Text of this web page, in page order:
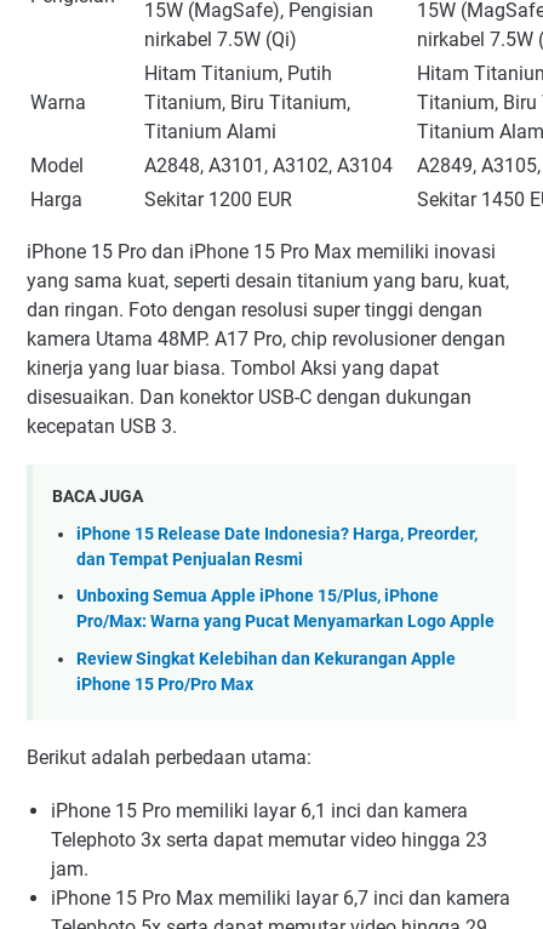
15W (MagSafe), Pengisian
nirkabel 7.5W (Qi)
15W
nirkabel 7.5W
Warna
Hitam Titanium, Putih
Titanium, Biru Titanium,
Titanium Alami
Hitam
Titanium, Biru
Titanium
Model
A2848, A3101, A3102, A3104
A2849,
Harga
Sekitar 1200 EUR Sekitar 1450
iPhone 15 Pro dan iPhone 15 Pro Max memiliki inovasi
yang sama kuat, seperti desain titanium yang baru, kuat,
dan ringan. Foto dengan resolusi super tinggi dengan
kamera Utama 48MP. A17 Pro, chip revolusioner dengan
kinerja yang luar biasa. Tombol Aksi yang dapat
disesuaikan. Dan konektor USB-C dengan dukungan
kecepatan USB 3.
BACA JUGA
iPhone 15 Release Date Indonesia? Harga, Preorder,
dan Tempat Penjualan Resmi
Unboxing Semua Apple iPhone 15/Plus, iPhone
Pro/Max: Warna yang Pucat Menyamarkan Logo Apple
Review Singkat Kelebihan dan Kekurangan Apple
iPhone 15 Pro/Pro Max
Berikut adalah perbedaan utama:
iPhone 15 Pro memiliki layar 6,1 inci dan kamera
Telephoto 3x serta dapat memutar video hingga 23
jam.
iPhone 15 Pro Max memiliki layar 6,7 inci dan kamera